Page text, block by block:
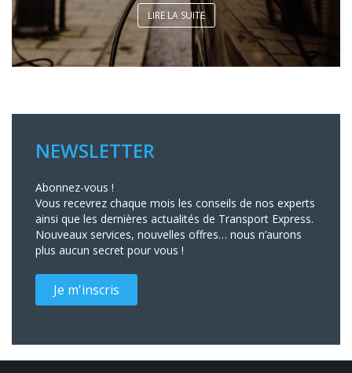
LIRE LA SUITE
NEWSLETTER
Abonnez-vous !
Vous recevrez chaque mois les conseils de nos experts
ainsi que les dernières actualités de Transport Express.
Nouveaux services, nouvelles offres… nous n’aurons
plus aucun secret pour vous !
Je m'inscris